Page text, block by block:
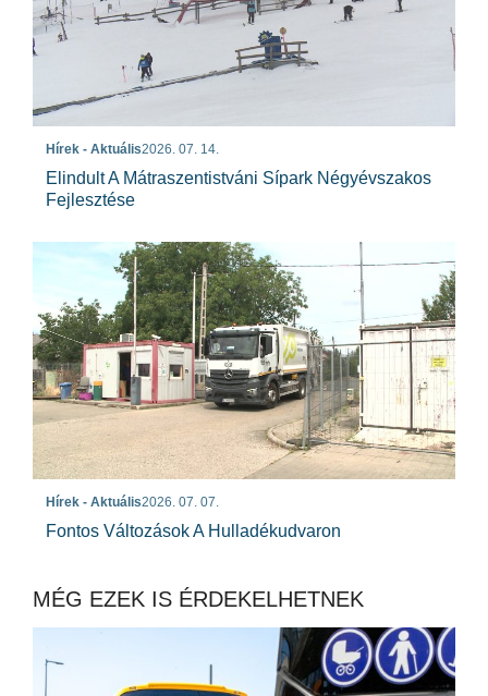
Hírek - Aktuális2026. 07. 14.
Elindult A Mátraszentistváni Sípark Négyévszakos
Fejlesztése
Hírek - Aktuális2026. 07. 07.
Fontos Változások A Hulladékudvaron
MÉG EZEK IS ÉRDEKELHETNEK